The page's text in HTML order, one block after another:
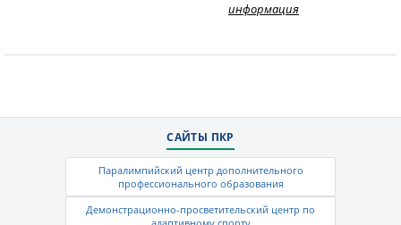
информация
САЙТЫ ПКР
Паралимпийский центр дополнительного
профессионального образования
Демонстрационно-просветительский центр по